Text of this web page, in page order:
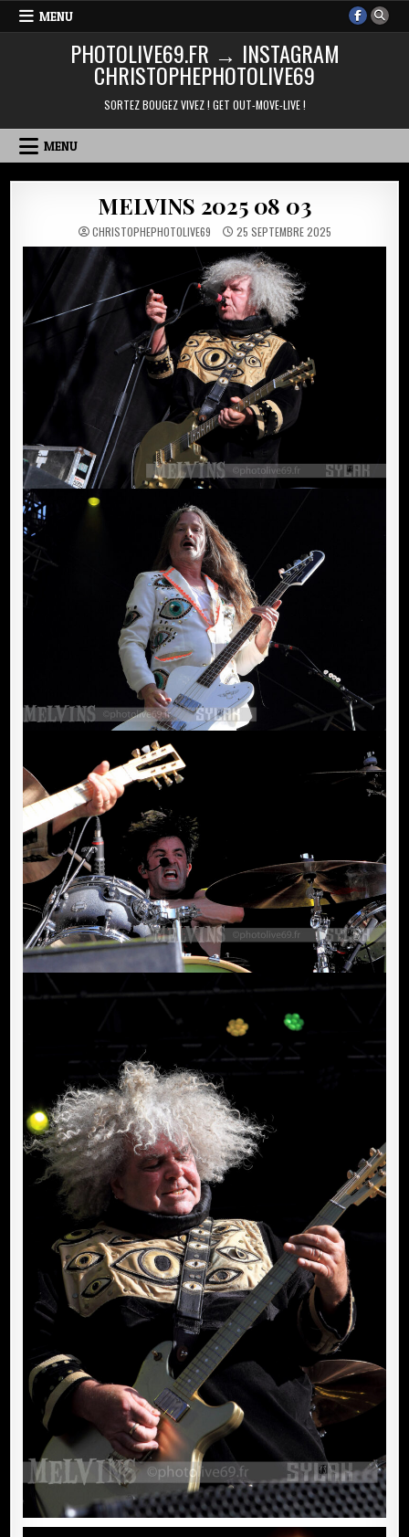
Skip
MENU
PHOTOLIVE69.FR → INSTAGRAM
CHRISTOPHEPHOTOLIVE69
SORTEZ BOUGEZ VIVEZ ! GET OUT-MOVE-LIVE !
MENU
MELVINS 2025 08 03
CHRISTOPHEPHOTOLIVE69 25 SEPTEMBRE 2025